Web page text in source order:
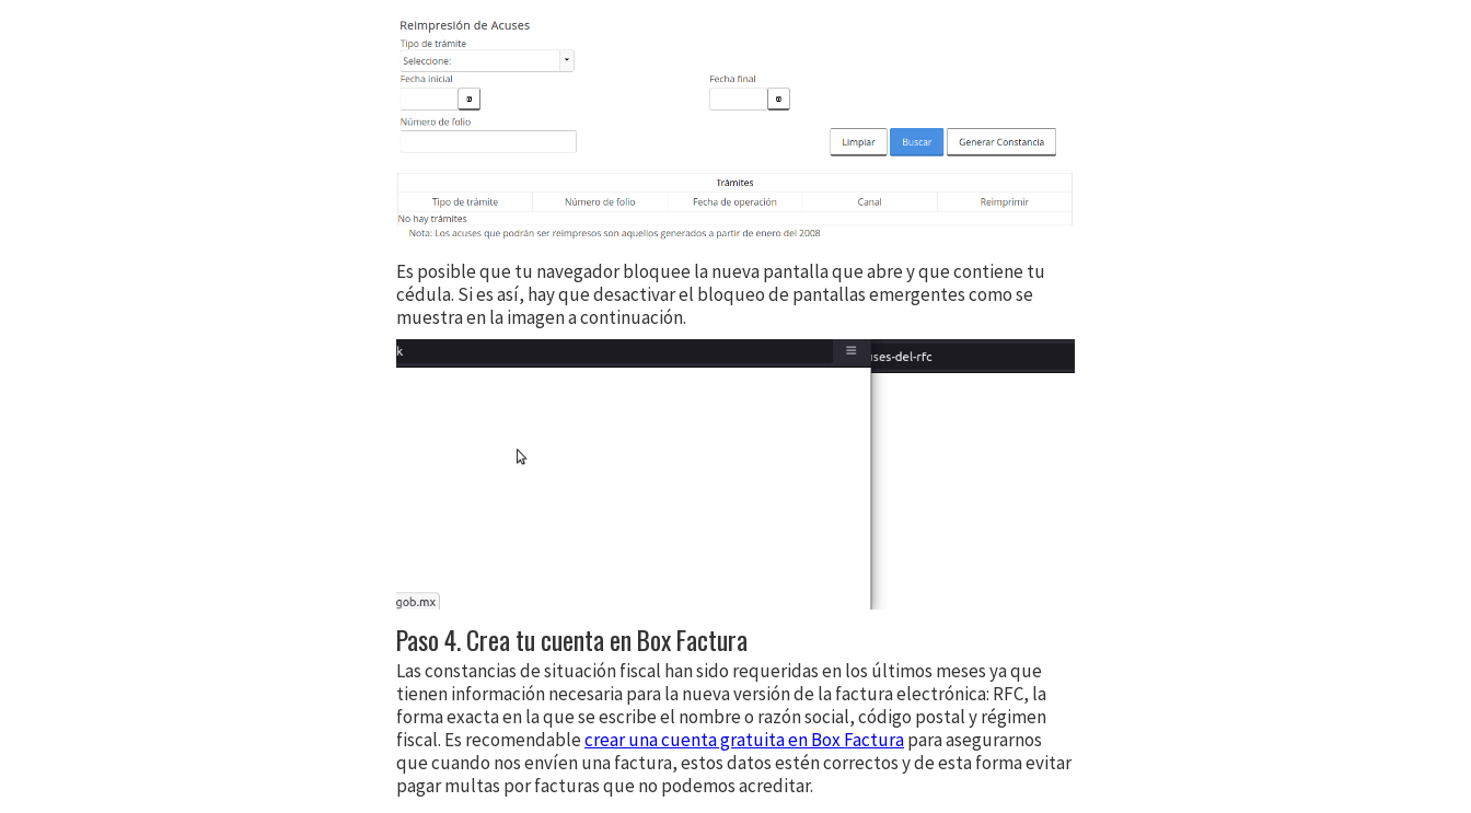
Es posible que tu navegador bloquee la nueva pantalla que abre y que contiene tu
cédula. Si es así, hay que desactivar el bloqueo de pantallas emergentes como se
muestra en la imagen a continuación.
Paso 4. Crea tu cuenta en Box Factura
Las constancias de situación fiscal han sido requeridas en los últimos meses ya que
tienen información necesaria para la nueva versión de la factura electrónica: RFC, la
forma exacta en la que se escribe el nombre o razón social, código postal y régimen
fiscal. Es recomendablecrear una cuenta gratuita en Box Facturapara asegurarnos
que cuando nos envíen una factura, estos datos estén correctos y de esta forma evitar
pagar multas por facturas que no podemos acreditar.